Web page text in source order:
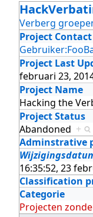
Verberg
Project Contact
Project Last
februari 23,
Project Name
Hacking the
Project Status
Abandoned +
Adminstrative
16:35:52, 23
Classification
Categorie
Projecten